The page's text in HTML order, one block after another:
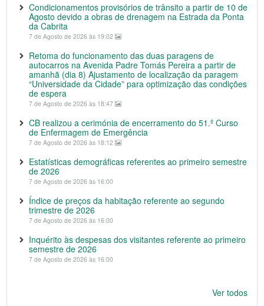
Condicionamentos provisórios de trânsito a partir de 10 de
Agosto devido a obras de drenagem na Estrada da Ponta
da Cabrita
7 de Agosto de 2026 às 19:02
Retoma do funcionamento das duas paragens de
autocarros na Avenida Padre Tomás Pereira a partir de
amanhã (dia 8) Ajustamento de localização da paragem
“Universidade da Cidade” para optimização das condições
de espera
7 de Agosto de 2026 às 18:47
CB realizou a cerimónia de encerramento do 51.º Curso
de Enfermagem de Emergência
7 de Agosto de 2026 às 18:12
Estatísticas demográficas referentes ao primeiro semestre
de 2026
7 de Agosto de 2026 às 16:00
Índice de preços da habitação referente ao segundo
trimestre de 2026
7 de Agosto de 2026 às 16:00
Inquérito às despesas dos visitantes referente ao primeiro
semestre de 2026
7 de Agosto de 2026 às 16:00
Ver todos